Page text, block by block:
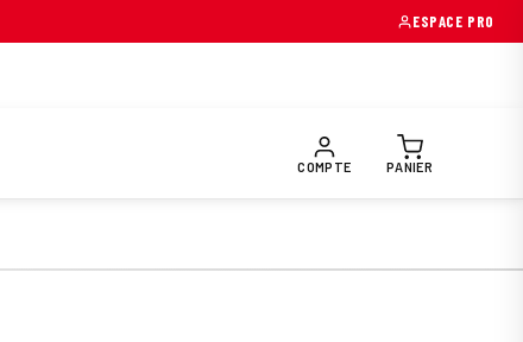
ESPACE PRO
COMPTE PANIER
EQUIPEMENTS PILOTE PRÉPARATION